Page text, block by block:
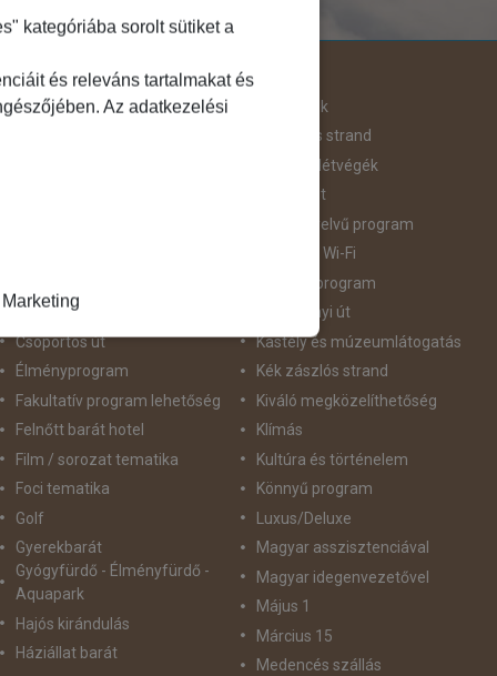
Útjellemző
Adventi út
Csillagtúra
Csoportos út
Élményprogram
Fakultatív program lehetőség
Felnőtt barát hotel
Film / sorozat tematika
Foci tematika
Golf
Gyerekbarát
Gyógyfürdő - Élményfürdő -
Aquapark
Hajós kirándulás
Háziállat barát
Hegyvidék
Homokos strand
Hosszú Hétvégék
Húsvéti út
idegennyelvű program
Ingyenes Wi-Fi
Intenzív program
Karácsonyi út
Kastély és múzeumlátogatás
Kék zászlós strand
Kiváló megközelíthetőség
Klímás
Kultúra és történelem
Könnyű program
Luxus/Deluxe
Magyar asszisztenciával
Magyar idegenvezetővel
Május 1
Március 15
Medencés szállás
kategóriába sorolt sütiket a
és releváns tartalmakat és
Az adatkezelési
Marketing